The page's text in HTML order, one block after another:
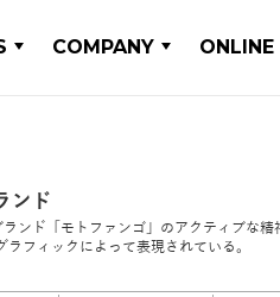
COMPANY ONLINE
ンド
ンド「モトファンゴ」のアクティブ
フィックによって表現されている。